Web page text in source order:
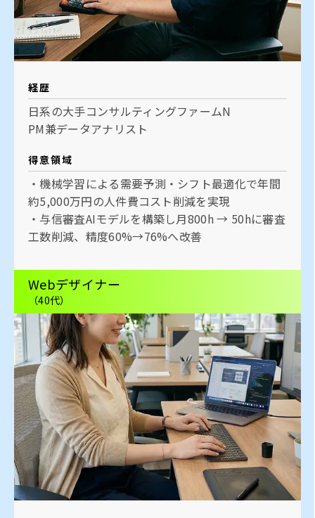
経歴
日系の大手コンサルティングファームN
PM兼データアナリスト
得意領域
・機械学習による需要予測・シフト最適化で年間
約5,000万円の人件費コスト削減を実現
・与信審査AIモデルを構築し月800h → 50hに審査
工数削減、精度60%→76%へ改善
Webデザイナー
（40代）